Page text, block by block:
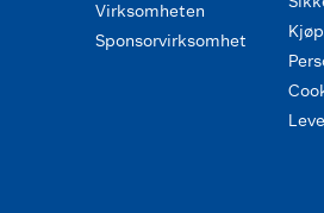
Virksomheten
Sponsorvirksomhet